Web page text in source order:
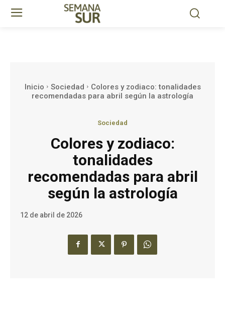
Inicio Sociedad
Colores y zodiaco: tonalidades
recomendadas para abril según la astrología
Sociedad
Colores y zodiaco:
tonalidades
recomendadas para abril
según la astrología
12 de abril de 2026